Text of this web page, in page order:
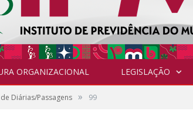
ORGANIZACIONAL LEGISLAÇÃO
Diárias/Passagens » 99